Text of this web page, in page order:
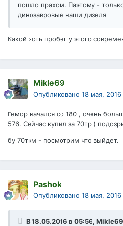
пошло прахом. Паэтому -
динозавровые наши дизеля
Какой хоть пробег у этого
Mikle69
Опубликовано 18 мая, 2016
Гемор начался со 180 , очень
576. Сейчас купил за 70тр (
бу 70ткм - посмотрим что выйдет.
Pashok
Опубликовано 18 мая, 2016
В 18.05.2016 в 05:56,